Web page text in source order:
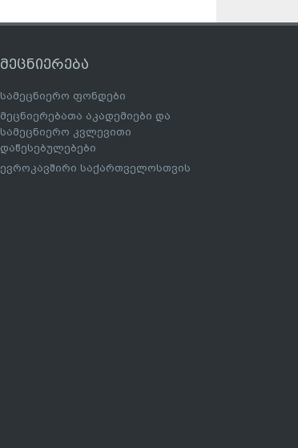
მეცნიერება
სამეცნიერო ფონდები
მეცნიერებათა აკადემიები და
სამეცნიერო კვლევითი
დაწესებულებები
ევროკავშირი საქართველოსთვის